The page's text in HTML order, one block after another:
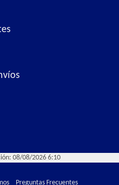
08/08/2026 6:10
Preguntas Frecuentes